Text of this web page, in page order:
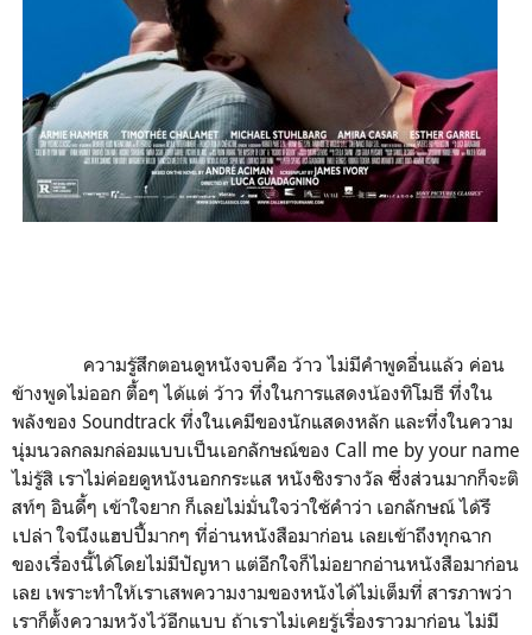
ความรู้สึกตอนดูหนังจบคือ ว้าว ไม่มีคำพูดอื่นแล้ว ค่อน
ข้างพูดไม่ออก ตื้อๆ ได้แต่ ว้าว ทึ่งในการแสดงน้องทิโมธี ทึ่งใน
พลังของ Soundtrack ทึ่งในเคมีของนักแสดงหลัก และทึ่งในความ
นุ่มนวลกลมกล่อมแบบเป็นเอกลักษณ์ของ Call me by your name
ไม่รู้สิ เราไม่ค่อยดูหนังนอกกระแส หนังชิงรางวัล ซึ่งส่วนมากก็จะติ
สท์ๆ อินดี้ๆ เข้าใจยาก ก็เลยไม่มั่นใจว่าใช้คำว่า เอกลักษณ์ ได้รึ
เปล่า ใจนึงแฮปปี้มากๆ ที่อ่านหนังสือมาก่อน เลยเข้าถึงทุกฉาก
ของเรื่องนี้ได้โดยไม่มีปัญหา แต่อีกใจก็ไม่อยากอ่านหนังสือมาก่อน
เลย เพราะทำให้เราเสพความงามของหนังได้ไม่เต็มที่ สารภาพว่า
เราก็ตั้งความหวังไว้อีกแบบ ถ้าเราไม่เคยรู้เรื่องราวมาก่อน ไม่มี